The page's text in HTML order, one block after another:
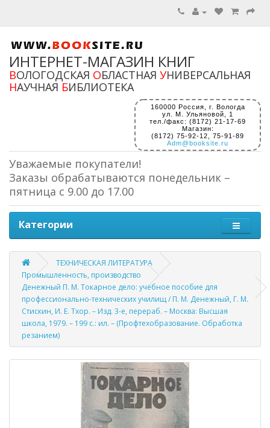
ИНТЕРНЕТ-МАГАЗИН КНИГ
ВОЛОГОДСКАЯ ОБЛАСТНАЯ УНИВЕРСАЛЬНАЯ
НАУЧНАЯ БИБЛИОТЕКА
160000 Россия, г. Вологда
ул. М. Ульяновой, 1
тел./факс: (8172) 21-17-69
Магазин:
(8172) 75-92-12, 75-91-89
Adm@booksite.ru
Уважаемые покупатели!
Заказы обрабатываются понедельник –
пятница с 9.00 до 17.00
Категории
ТЕХНИЧЕСКАЯ ЛИТЕРАТУРА
Промышленность, производство
Денежный П. М. Токарное дело: учебное пособие для
профессионально-технических училищ / П. М. Денежный, Г. М.
Стискин, И. Е. Тхор. – Изд. 3-е, перераб. – Москва: Высшая
школа, 1979. – 199 с.: ил. – (Профтехобразование. Обработка
резанием)